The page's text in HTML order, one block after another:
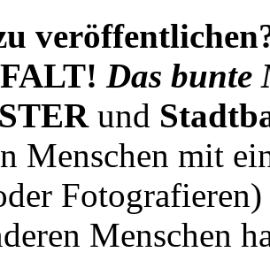
Das bunte
und
Menschen mit
Menschen